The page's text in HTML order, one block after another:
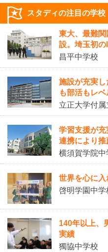
スタディの注目の学校
東大、最難
設。埼玉初
昌平中学校
施設が充実
も部活もレ
立正大学付
学習支援が
連携により推
横須賀学院中
世界を心に
啓明学園中学
140年以上、
実績
獨協中学校